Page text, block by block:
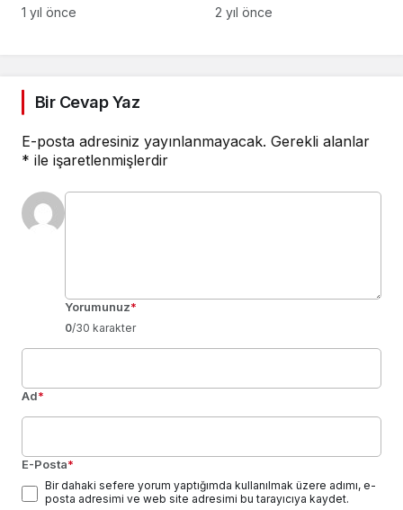
1 yıl önce
Kazanca Dönüşssün
2 yıl önce
Bir Cevap Yaz
E-posta adresiniz yayınlanmayacak. Gerekli alanlar
* ile işaretlenmişlerdir
Yorumunuz*
0/30 karakter
Ad*
E-Posta*
Bir dahaki sefere yorum yaptığımda kullanılmak üzere adımı, e-
posta adresimi ve web site adresimi bu tarayıcıya kaydet.